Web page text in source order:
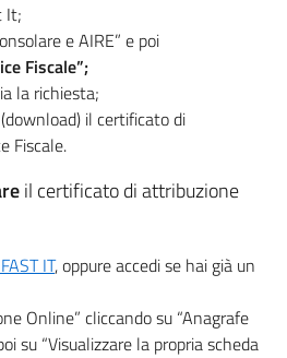
It;
e AIRE” e poi
Fiscale”;
la richiesta;
il certificato di
Fiscale.
il certificato di attribuzione
IT, oppure accedi se hai già un
Online” cliccando su “Anagrafe
su “Visualizzare la propria scheda